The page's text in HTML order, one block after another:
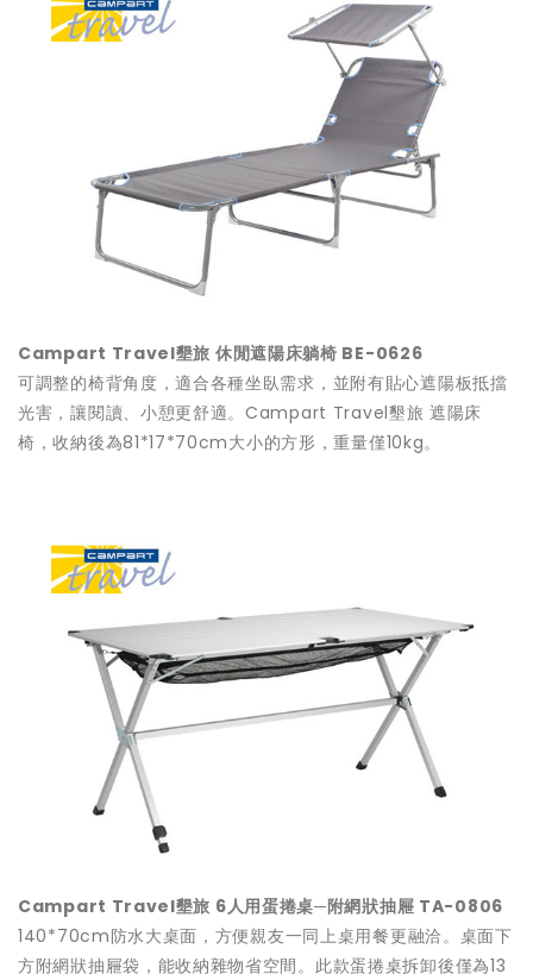
Campart Travel墾旅 休閒遮陽床躺椅 BE-0626
可調整的椅背角度，適合各種坐臥需求，並附有貼心遮陽板抵擋
光害，讓閱讀、小憩更舒適。Campart Travel墾旅 遮陽床
椅，收納後為81*17*70cm大小的方形，重量僅10kg。
Campart Travel墾旅 6人用蛋捲桌─附網狀抽屜 TA-0806
140*70cm防水大桌面，方便親友一同上桌用餐更融洽。桌面下
方附網狀抽屜袋，能收納雜物省空間。此款蛋捲桌拆卸後僅為13